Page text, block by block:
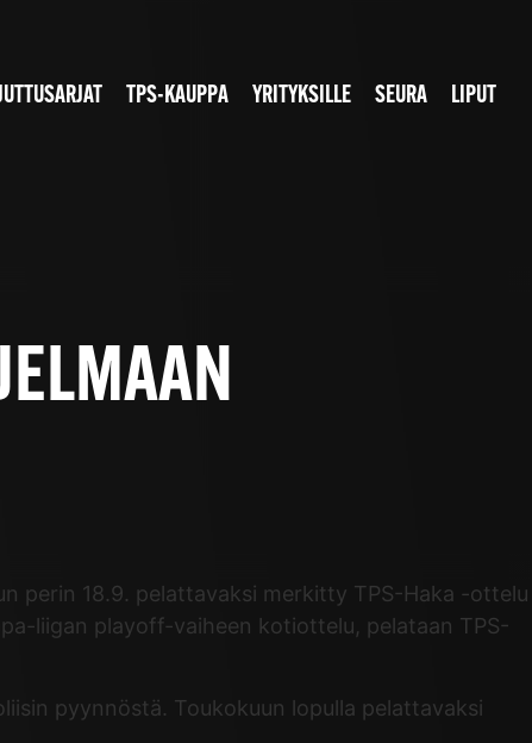
TPS-KAUPPA YRITYKSILLE SEURA LIPUT
perin 18.9. pelattavaksi merkitty TPS-Haka -ottelu
liigan playoff-vaiheen kotiottelu, pelataan TPS-
pyynnöstä. Toukokuun lopulla pelattavaksi